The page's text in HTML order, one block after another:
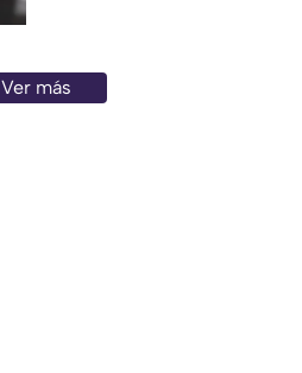
Ver más